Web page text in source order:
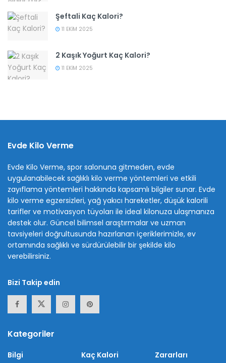
Şeftali Kaç Kalori?
11 EKIM 2025
2 Kaşık Yoğurt Kaç Kalori?
11 EKIM 2025
Evde Kilo Verme
Evde Kilo Verme, spor salonuna gitmeden, evde
uygulanabilecek sağlıklı kilo verme yöntemleri ve etkili
zayıflama yöntemleri hakkında kapsamlı bilgiler sunar. Evde
kilo verme egzersizleri, yağ yakıcı hareketler, düşük kalorili
tarifler ve motivasyon tüyoları ile ideal kilonuza ulaşmanıza
destek olur. Güncel bilimsel araştırmalar ve uzman
tavsiyeleri doğrultusunda hazırlanan içeriklerimizle, ev
ortamında sağlıklı ve sürdürülebilir bir şekilde kilo
verebilirsiniz.
Bizi Takip edin
Kategoriler
Bilgi Kaç Kalori Zararları